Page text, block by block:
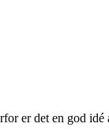
er det en god